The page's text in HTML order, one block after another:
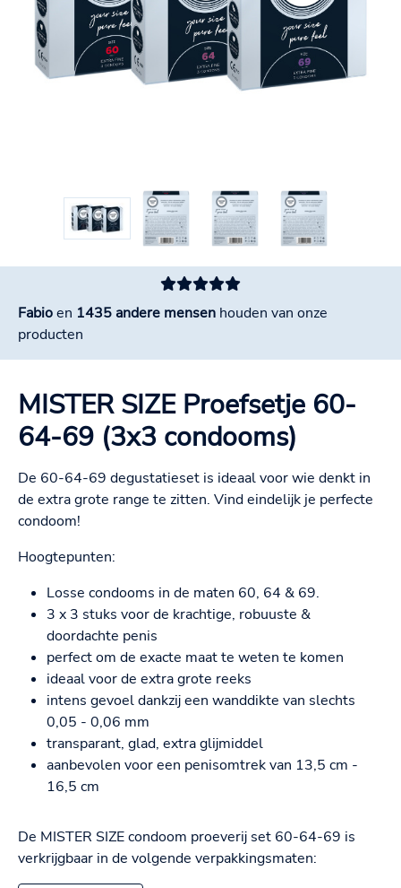
Fabioen 1435 andere mensen houden van onze
producten
MISTER SIZE Proefsetje 60-
64-69 (3x3 condooms)
De 60-64-69 degustatieset is ideaal voor wie denkt in
de extra grote range te zitten. Vind eindelijk je perfecte
condoom!
Hoogtepunten:
Losse condooms in de maten 60, 64 & 69.
3 x 3 stuks voor de krachtige, robuuste &
doordachte penis
perfect om de exacte maat te weten te komen
ideaal voor de extra grote reeks
intens gevoel dankzij een wanddikte van slechts
0,05 - 0,06 mm
transparant, glad, extra glijmiddel
aanbevolen voor een penisomtrek van 13,5 cm -
16,5 cm
De MISTER SIZE condoom proeverij set 60-64-69 is
verkrijgbaar in de volgende verpakkingsmaten: